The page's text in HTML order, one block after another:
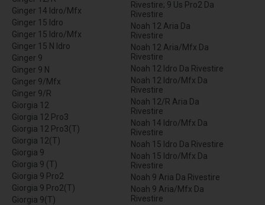
Ginger 14 Idro/Mfx
Ginger 15 Idro
Ginger 15 Idro/Mfx
Ginger 15 N Idro
Ginger 9
Ginger 9 N
Ginger 9/Mfx
Ginger 9/R
Giorgia 12
Giorgia 12 Pro3
Giorgia 12 Pro3(T)
Giorgia 12(T)
Giorgia 9
Giorgia 9 (T)
Giorgia 9 Pro2
Giorgia 9 Pro2(T)
Giorgia 9(T)
Rivestire; 9 Us Pro2 Da
Rivestire
Noah 12 Aria Da
Rivestire
Noah 12 Aria/Mfx Da
Rivestire
Noah 12 Idro Da Rivestire
Noah 12 Idro/Mfx Da
Rivestire
Noah 12/R Aria Da
Rivestire
Noah 14 Idro/Mfx Da
Rivestire
Noah 15 Idro Da Rivestire
Noah 15 Idro/Mfx Da
Rivestire
Noah 9 Aria Da Rivestire
Noah 9 Aria/Mfx Da
Rivestire